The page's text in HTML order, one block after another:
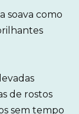
soava como
de rostos
sem tempo